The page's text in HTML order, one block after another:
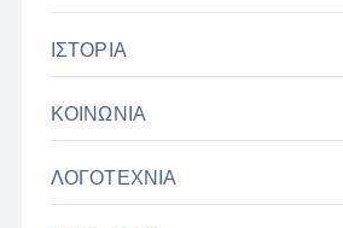
ΙΣΤΟΡΙΑ
ΚΟΙΝΩΝΙΑ
ΛΟΓΟΤΕΧΝΙΑ